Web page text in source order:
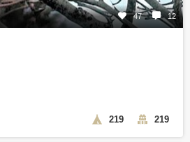
47 12
219 219